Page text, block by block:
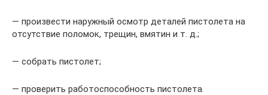
— произвести наружный осмотр деталей пистолета на
отсутствие поломок, трещин, вмятин и т. д.;
— собрать пистолет;
— проверить работоспособность пистолета.